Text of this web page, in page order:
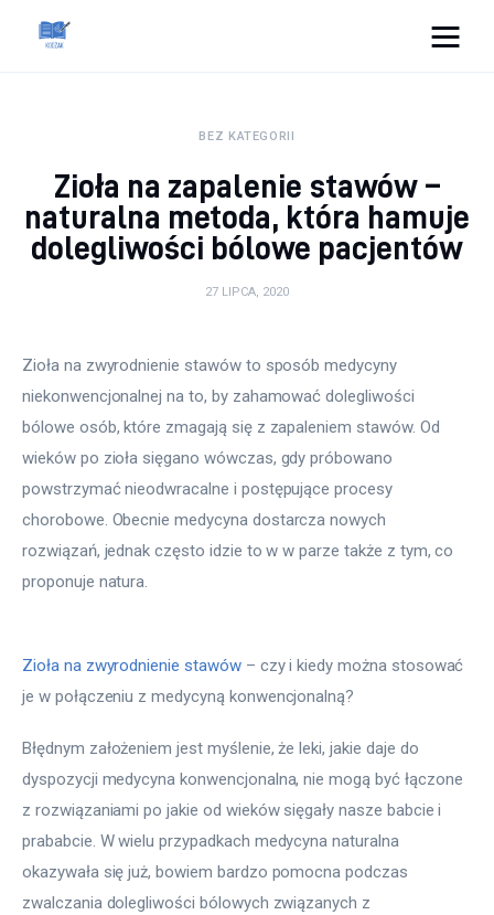
Zdrowie
Lifestyle
Więcej
BEZ KATEGORII
Zioła na zapalenie stawów –
naturalna metoda, która hamuje
dolegliwości bólowe pacjentów
27 LIPCA, 2020
Zioła na zwyrodnienie stawów to sposób medycyny
niekonwencjonalnej na to, by zahamować dolegliwości
bólowe osób, które zmagają się z zapaleniem stawów. Od
wieków po zioła sięgano wówczas, gdy próbowano
powstrzymać nieodwracalne i postępujące procesy
chorobowe. Obecnie medycyna dostarcza nowych
rozwiązań, jednak często idzie to w w parze także z tym, co
proponuje natura.
Zioła na zwyrodnienie stawów – czy i kiedy można stosować
je w połączeniu z medycyną konwencjonalną?
Błędnym założeniem jest myślenie, że leki, jakie daje do
dyspozycji medycyna konwencjonalna, nie mogą być łączone
z rozwiązaniami po jakie od wieków sięgały nasze babcie i
prababcie. W wielu przypadkach medycyna naturalna
okazywała się już, bowiem bardzo pomocna podczas
zwalczania dolegliwości bólowych związanych z